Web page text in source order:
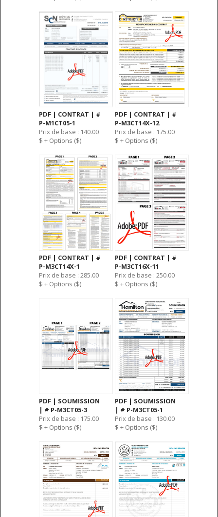
PDF | CONTRAT | #
P-M1CT05-1
Prix de base : 140.00
$ + Options ($)
PDF | CONTRAT | #
P-M3CT14X-12
Prix de base : 175.00
$ + Options ($)
PDF | CONTRAT | #
P-M3CT14X-1
Prix de base : 285.00
$ + Options ($)
PDF | CONTRAT | #
P-M3CT16X-11
Prix de base : 250.00
$ + Options ($)
PDF | SOUMISSION
| # P-M3CT05-3
Prix de base : 175.00
$ + Options ($)
PDF | SOUMISSION
| # P-M3CT05-1
Prix de base : 130.00
$ + Options ($)